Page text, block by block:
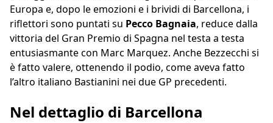
Europa e, dopo le emozioni e i brividi di Barcellona, i
riflettori sono puntati su Pecco Bagnaia, reduce dalla
vittoria del Gran Premio di Spagna nel testa a testa
entusiasmante con Marc Marquez. Anche Bezzecchi si
è fatto valere, ottenendo il podio, come aveva fatto
l’altro italiano Bastianini nei due GP precedenti.
Nel dettaglio di Barcellona